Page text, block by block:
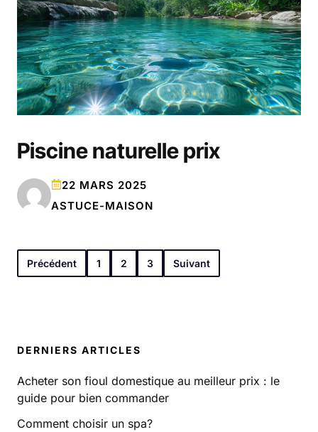
DERNIERS ARTICLES
Acheter son fioul domestique au meilleur prix : le
guide pour bien commander
Comment choisir un spa?
Piscine naturelle prix
22 MARS 2025
ASTUCE-MAISON
Précédent 1 2 3 Suivant